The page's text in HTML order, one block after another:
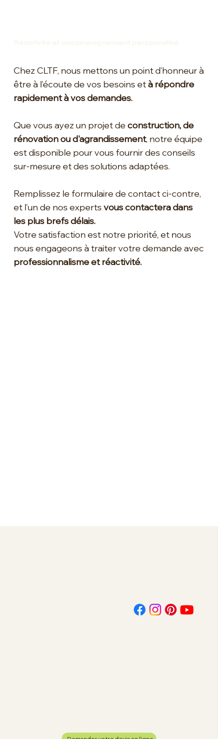
Chez CLTF, nous mettons un point d’honneur à
être à l’écoute de vos besoins età répondre
rapidement à vos demandes.
Que vous ayez un projet deconstruction, de
rénovation ou d'agrandissement, notre équipe
est disponible pour vous fournir des conseils
sur-mesure et des solutions adaptées.
Remplissez le formulaire de contact ci-contre,
et l’un de nos experts vous contactera dans
les plus brefs délais.
Votre satisfaction est notre priorité, et nous
nous engageons à traiter votre demande avec
professionnalisme et réactivité.